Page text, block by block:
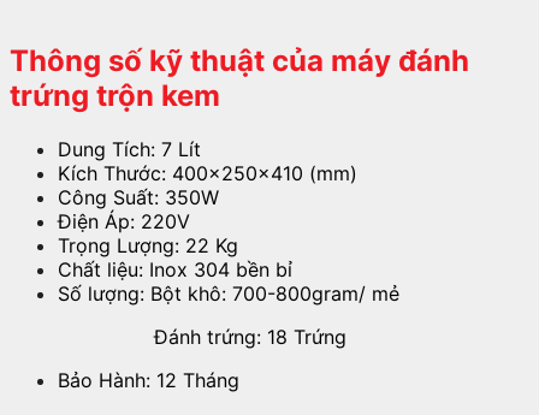
Thông số kỹ thuật của máy đánh
trứng trộn kem
Dung Tích: 7 Lít
Kích Thước: 400x250x410 (mm)
Công Suất: 350W
Điện Áp: 220V
Trọng Lượng: 22 Kg
Chất liệu: Inox 304 bền bỉ
Số lượng: Bột khô: 700-800gram/ mẻ
Đánh trứng: 18 Trứng
Bảo Hành: 12 Tháng